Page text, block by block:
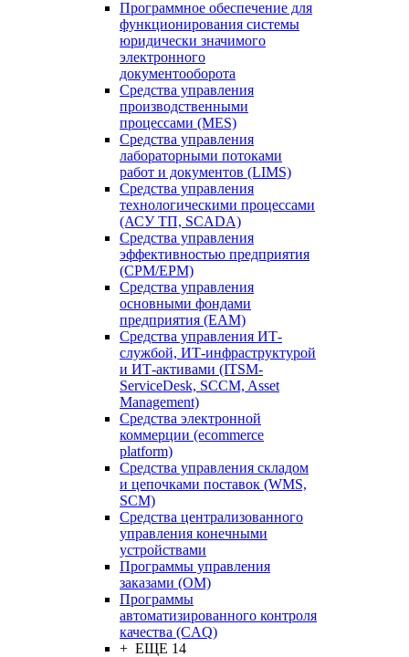
Программное обеспечение для
функционирования системы
юридически значимого
электронного
документооборота
Средства управления
производственными
процессами (MES)
Средства управления
лабораторными потоками
работ и документов (LIMS)
Средства управления
технологическими процессами
(АСУ ТП, SCADA)
Средства управления
эффективностью предприятия
(CPM/EPM)
Средства управления
основными фондами
предприятия (EAM)
Средства управления ИТ-
службой, ИТ-инфраструктурой
и ИТ-активами (ITSM-
ServiceDesk, SCCM, Asset
Management)
Средства электронной
коммерции (ecommerce
platform)
Средства управления складом
и цепочками поставок (WMS,
SCM)
Средства централизованного
управления конечными
устройствами
Программы управления
заказами (OM)
Программы
автоматизированного контроля
качества (CAQ)
+ ЕЩЕ 14